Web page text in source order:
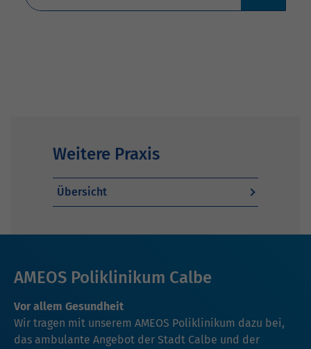
Weitere Praxis
Übersicht
AMEOS Poliklinikum Calbe
Vor allem Gesundheit
Wir tragen mit unserem AMEOS Poliklinikum dazu bei,
das ambulante Angebot der Stadt Calbe und der